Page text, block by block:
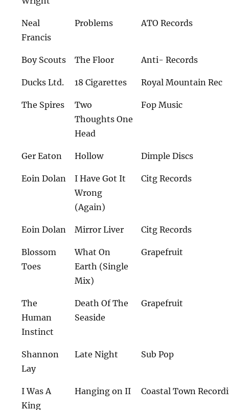
Neal
Francis
Problems ATO Records
Boy Scouts The Floor Anti- Records
Ducks Ltd. 18 Cigarettes Royal Mountain Rec
The Spires
Two
Thoughts One
Head
Fop Music
Ger Eaton Hollow Dimple Discs
Eoin Dolan
I Have Got It
Wrong
(Again)
Citg Records
Eoin Dolan Mirror Liver Citg Records
Blossom
Toes
What On
Earth (Single
Mix)
Grapefruit
The
Human
Instinct
Death Of The
Seaside
Grapefruit
Shannon
Lay
Late Night Sub Pop
I Was A
King
Hanging on II Coastal Town